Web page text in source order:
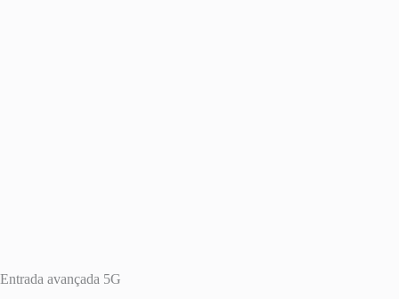
Entrada avançada 5G